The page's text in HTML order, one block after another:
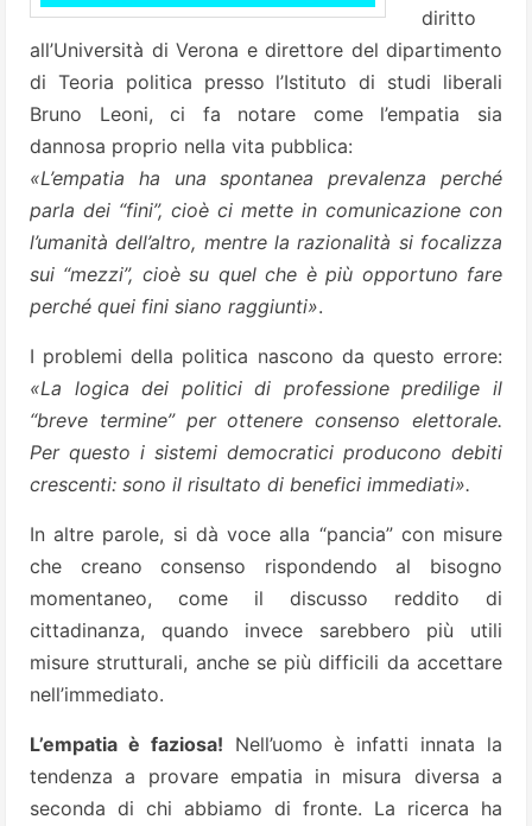
diritto
all’Università di Verona e direttore del dipartimento
di Teoria politica presso l’Istituto di studi liberali
Bruno Leoni, ci fa notare come l’empatia sia
dannosa proprio nella vita pubblica:
«L’empatia ha una spontanea prevalenza perché
parla dei “fini”, cioè ci mette in comunicazione con
l’umanità dell’altro, mentre la razionalità si focalizza
sui “mezzi”, cioè su quel che è più opportuno fare
perché quei fini siano raggiunti».
I problemi della politica nascono da questo errore:
«La logica dei politici di professione predilige il
“breve termine” per ottenere consenso elettorale.
Per questo i sistemi democratici producono debiti
crescenti: sono il risultato di benefici immediati».
In altre parole, si dà voce alla “pancia” con misure
che creano consenso rispondendo al bisogno
momentaneo, come il discusso reddito di
cittadinanza, quando invece sarebbero più utili
misure strutturali, anche se più difficili da accettare
nell’immediato.
L’empatia è faziosa! Nell’uomo è infatti innata la
tendenza a provare empatia in misura diversa a
seconda di chi abbiamo di fronte. La ricerca ha